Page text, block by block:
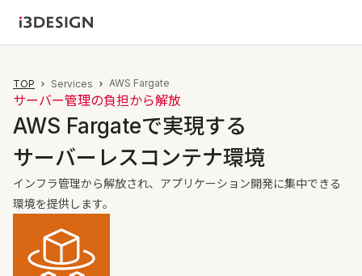
TOP Services AWS Fargate
サーバー管理の負担から解放
AWS Fargateで実現する
サーバーレスコンテナ環境
インフラ管理から解放され、アプリケーション開発に集中できる
環境を提供します。